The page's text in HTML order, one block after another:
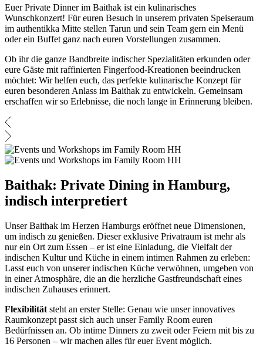
Euer Private Dinner im Baithak ist ein kulinarisches
Wunschkonzert! Für euren Besuch in unserem privaten Speiseraum
im authentikka Mitte stellen Tarun und sein Team gern ein Menü
oder ein Buffet ganz nach euren Vorstellungen zusammen.
Ob ihr die ganze Bandbreite indischer Spezialitäten erkunden oder
eure Gäste mit raffinierten Fingerfood-Kreationen beeindrucken
möchtet: Wir helfen euch, das perfekte kulinarische Konzept für
euren besonderen Anlass im Baithak zu entwickeln. Gemeinsam
erschaffen wir so Erlebnisse, die noch lange in Erinnerung bleiben.
Baithak: Private Dining in Hamburg,
indisch interpretiert
Unser Baithak im Herzen Hamburgs eröffnet neue Dimensionen,
um indisch zu genießen. Dieser exklusive Privatraum ist mehr als
nur ein Ort zum Essen – er ist eine Einladung, die Vielfalt der
indischen Kultur und Küche in einem intimen Rahmen zu erleben:
Lasst euch von unserer indischen Küche verwöhnen, umgeben von
in einer Atmosphäre, die an die herzliche Gastfreundschaft eines
indischen Zuhauses erinnert.
Flexibilität steht an erster Stelle: Genau wie unser innovatives
Raumkonzept passt sich auch unser Family Room euren
Bedürfnissen an. Ob intime Dinners zu zweit oder Feiern mit bis zu
16 Personen – wir machen alles für euer Event möglich.